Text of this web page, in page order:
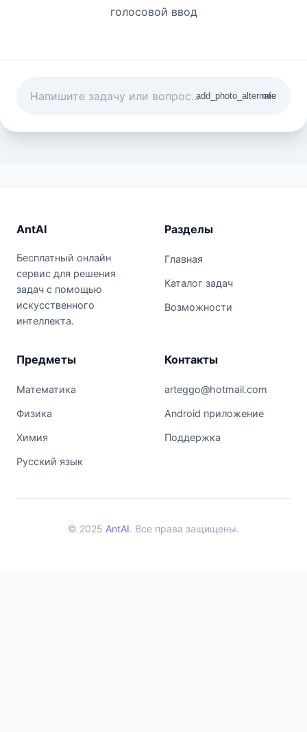
голосовой ввод
add_photo_alternate
mic
AntAI
Бесплатный онлайн
сервис для решения
задач с помощью
искусственного
интеллекта.
Разделы
Главная
Каталог задач
Возможности
Предметы
Математика
Физика
Химия
Русский язык
Контакты
arteggo@hotmail.com
Android приложение
Поддержка
© 2025 AntAI. Все права защищены.